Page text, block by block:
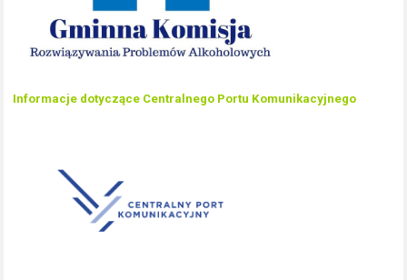
Informacje dotyczące Centralnego Portu Komunikacyjnego